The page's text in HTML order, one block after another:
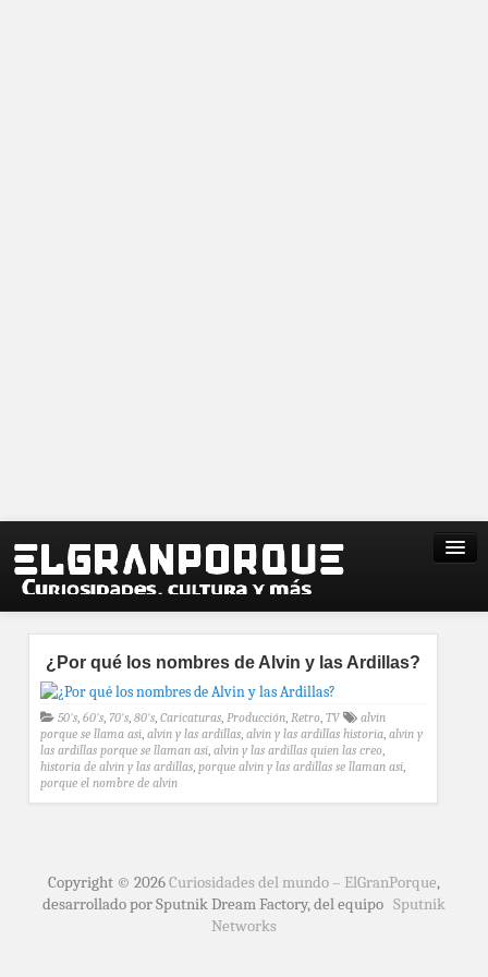
¿Por qué los nombres de Alvin y las Ardillas?
50's, 60's, 70's, 80's, Caricaturas, Producción, Retro, TV
alvin
porque se llama asi, alvin y las ardillas, alvin y las ardillas historia, alvin y
las ardillas porque se llaman asi, alvin y las ardillas quien las creo,
historia de alvin y las ardillas, porque alvin y las ardillas se llaman asi,
porque el nombre de alvin
Copyright © 2026Curiosidades del mundo – ElGranPorque,
desarrollado por Sputnik Dream Factory, del equipo Sputnik
Networks